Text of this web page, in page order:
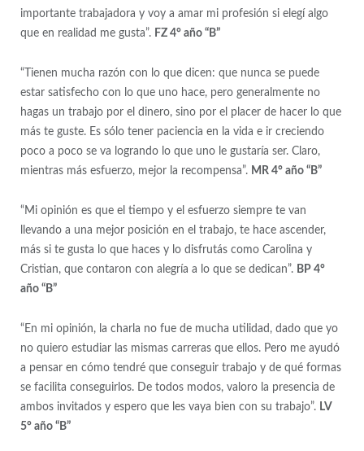
importante trabajadora y voy a amar mi profesión si elegí algo
que en realidad me gusta”. FZ 4° año “B”
“Tienen mucha razón con lo que dicen: que nunca se puede
estar satisfecho con lo que uno hace, pero generalmente no
hagas un trabajo por el dinero, sino por el placer de hacer lo que
más te guste. Es sólo tener paciencia en la vida e ir creciendo
poco a poco se va logrando lo que uno le gustaría ser. Claro,
mientras más esfuerzo, mejor la recompensa”. MR 4° año “B”
“Mi opinión es que el tiempo y el esfuerzo siempre te van
llevando a una mejor posición en el trabajo, te hace ascender,
más si te gusta lo que haces y lo disfrutás como Carolina y
Cristian, que contaron con alegría a lo que se dedican”. BP 4°
año “B”
“En mi opinión, la charla no fue de mucha utilidad, dado que yo
no quiero estudiar las mismas carreras que ellos. Pero me ayudó
a pensar en cómo tendré que conseguir trabajo y de qué formas
se facilita conseguirlos. De todos modos, valoro la presencia de
ambos invitados y espero que les vaya bien con su trabajo”. LV
5° año “B”